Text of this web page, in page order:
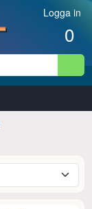
Logga in
0